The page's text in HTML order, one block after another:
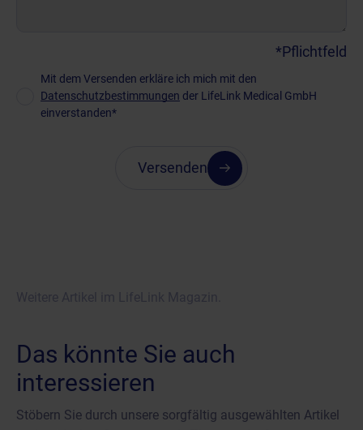
*Pflichtfeld
Datenschutz(erforderlich)
Mit dem Versenden erkläre ich mich mit den
Datenschutzbestimmungen der LifeLink Medical GmbH
einverstanden*
Versenden
Das könnte Sie auch
interessieren
Stöbern Sie durch unsere sorgfältig ausgewählten Artikel